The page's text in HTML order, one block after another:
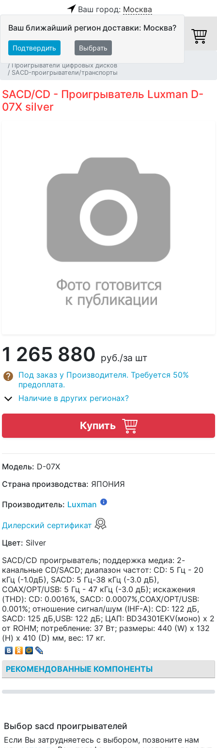
Ваш город: Москва
Ваш ближайший регион доставки: Москва?
Подтвердить Выбрать
Проигрыватели цифровых дисков
SACD-проигрыватели/транспорты
SACD/CD - Проигрыватель Luxman D-
07X silver
1 265 880 руб./за шт
Под заказ у Производителя. Требуется 50%
предоплата.
Наличие в других регионах?
Купить
Модель: D-07X
Страна производства: ЯПОНИЯ
Производитель: Luxman
Дилерский сертификат
Цвет: Silver
SACD/CD проигрыватель; поддержка медиа: 2-
канальные CD/SACD; диапазон частот: CD: 5 Гц - 20
кГц (-1.0дБ), SACD: 5 Гц-38 кГц (-3.0 дБ),
COAX/OPT/USB: 5 Гц - 47 кГц (-3.0 дБ); искажения
(THD): CD: 0.0016%, SACD: 0.0007%,COAX/OPT/USB:
0.001%; отношение сигнал/шум (IHF-A): CD: 122 дБ,
SACD: 125 дБ,USB: 122 дБ; ЦАП: BD34301EKV(моно) х 2
от ROHM; потребление: 37 Вт; размеры: 440 (W) х 132
(H) х 410 (D) мм, вес: 17 кг.
РЕКОМЕНДОВАННЫЕ КОМПОНЕНТЫ
Выбор sacd проигрывателей
Если Вы затрудняетесь с выбором, позвоните нам